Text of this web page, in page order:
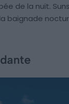
de la nuit.
baignade